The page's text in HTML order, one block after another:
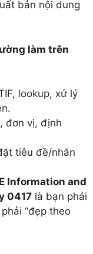
bản nội dung
làm trên
lookup, xử lý
đơn vị, định
tiêu đề/nhãn
Information and
0417 là bạn phải
“đẹp theo